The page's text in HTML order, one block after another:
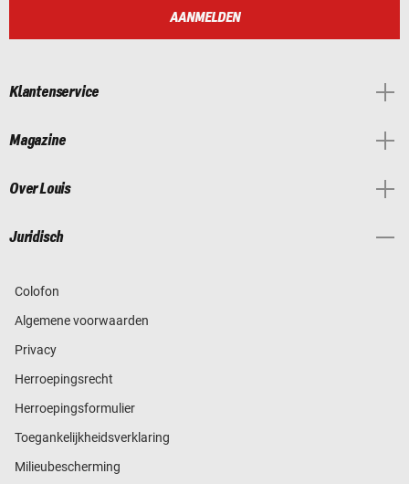
AANMELDEN
Klantenservice
Magazine
Over Louis
Juridisch
Colofon
Algemene voorwaarden
Privacy
Herroepingsrecht
Herroepingsformulier
Toegankelijkheidsverklaring
Milieubescherming